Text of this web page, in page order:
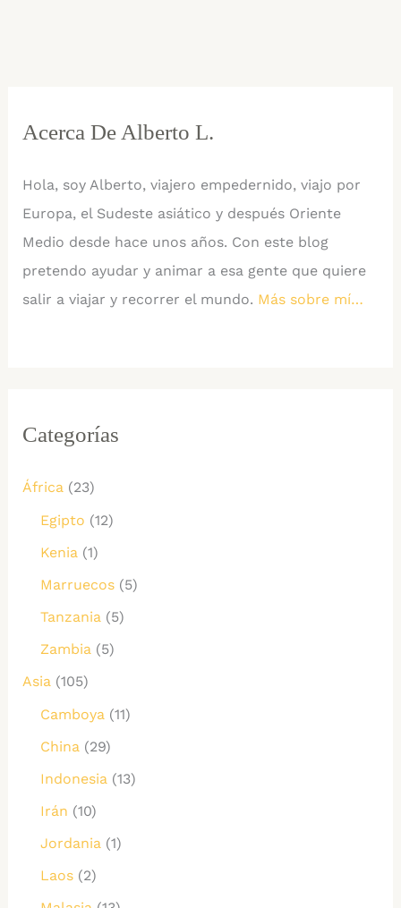
Acerca De Alberto L.
Hola, soy Alberto, viajero empedernido, viajo por
Europa, el Sudeste asiático y después Oriente
Medio desde hace unos años. Con este blog
pretendo ayudar y animar a esa gente que quiere
salir a viajar y recorrer el mundo. Más sobre mí…
Categorías
África(23)
Egipto (12)
Kenia(1)
Marruecos(5)
Tanzania(5)
Zambia(5)
Asia(105)
Camboya(11)
China(29)
Indonesia(13)
Irán (10)
Jordania(1)
Laos(2)